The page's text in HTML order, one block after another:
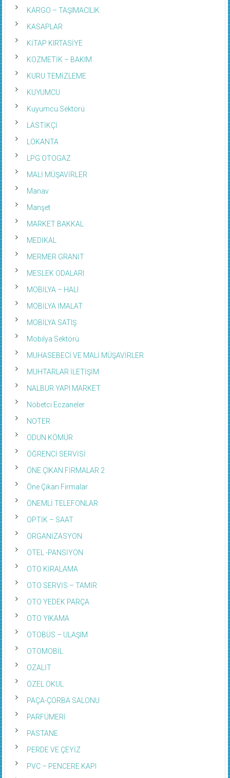
KARGO – TAŞIMACILIK
KASAPLAR
KİTAP KIRTASİYE
KOZMETİK – BAKIM
KURU TEMİZLEME
KUYUMCU
Kuyumcu Sektörü
LASTİKÇİ
LOKANTA
LPG OTOGAZ
MALİ MÜŞAVİRLER
Manav
Manşet
MARKET BAKKAL
MEDİKAL
MERMER GRANİT
MESLEK ODALARI
MOBİLYA – HALI
MOBİLYA İMALAT
MOBİLYA SATIŞ
Mobilya Sektörü
MUHASEBECİ VE MALİ MÜŞAVİRLER
MUHTARLAR İLETİŞİM
NALBUR YAPI MARKET
Nöbetci Eczaneler
NOTER
ODUN KÖMÜR
ÖĞRENCİ SERVİSİ
ÖNE ÇIKAN FİRMALAR 2
Öne Çıkan Firmalar
ÖNEMLİ TELEFONLAR
OPTİK – SAAT
ORGANİZASYON
OTEL -PANSİYON
OTO KİRALAMA
OTO SERVİS – TAMİR
OTO YEDEK PARÇA
OTO YIKAMA
OTOBÜS – ULAŞIM
OTOMOBİL
OZALİT
ÖZEL OKUL
PAÇA-ÇORBA SALONU
PARFÜMERİ
PASTANE
PERDE VE ÇEYİZ
PVC – PENCERE KAPI